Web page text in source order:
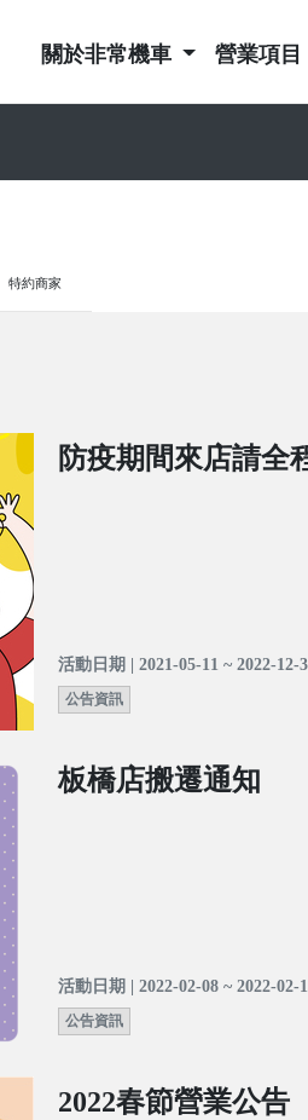
關於非常機車 營業項目
特約商家
防疫期間來店請全
活動日期 | 2021-05-11 ~ 2022-12-
公告資訊
板橋店搬遷通知
活動日期 | 2022-02-08 ~ 2022-02-
公告資訊
2022春節營業公告